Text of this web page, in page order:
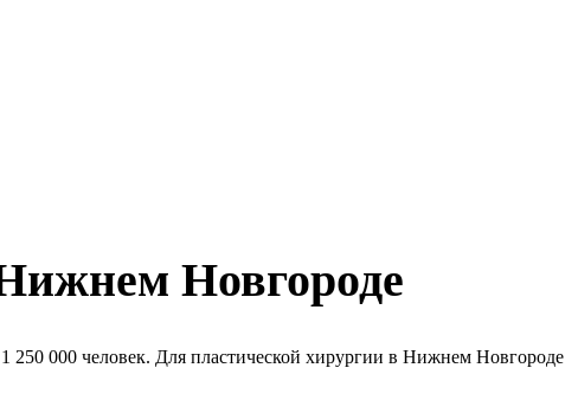
Новгороде
000 человек. Для пластической хирургии в Нижнем Новгороде